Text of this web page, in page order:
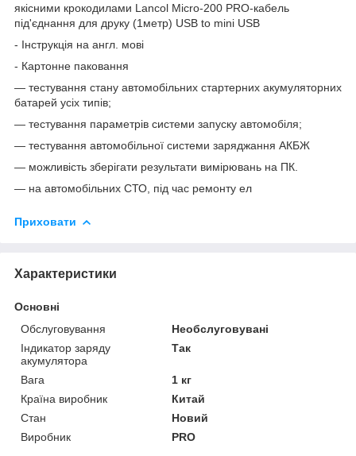
якісними крокодилами Lancol Micro-200 PRO-кабель
під'єднання для друку (1метр) USB to mini USB
- Інструкція на англ. мові
- Картонне паковання
— тестування стану автомобільних стартерних акумуляторних
батарей усіх типів;
— тестування параметрів системи запуску автомобіля;
— тестування автомобільної системи заряджання АКБЖ
— можливість зберігати результати вимірювань на ПК.
— на автомобільних СТО, під час ремонту ел
Приховати
Характеристики
Основні
Обслуговування
Необслуговувані
Індикатор заряду
акумулятора
Так
Вага
1 кг
Країна виробник
Китай
Стан
Новий
Виробник
PRO